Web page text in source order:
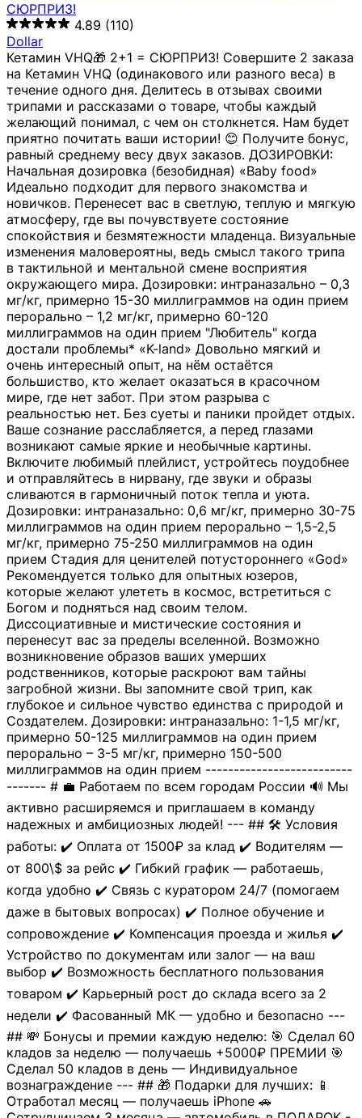
СЮРПРИЗ!
4.89 (110)
Dollar
Кетамин VHQ🎁 2+1 = СЮРПРИЗ! Совершите 2 заказа
на Кетамин VHQ (одинакового или разного веса) в
течение одного дня. Делитесь в отзывах своими
трипами и рассказами о товаре, чтобы каждый
желающий понимал, с чем он столкнется. Нам будет
приятно почитать ваши истории! 😊 Получите бонус,
равный среднему весу двух заказов. ДОЗИРОВКИ:
Начальная дозировка (безобидная) «Baby food»
Идеально подходит для первого знакомства и
новичков. Перенесет вас в светлую, теплую и мягкую
атмосферу, где вы почувствуете состояние
спокойствия и безмятежности младенца. Визуальные
изменения маловероятны, ведь смысл такого трипа
в тактильной и ментальной смене восприятия
окружающего мира. Дозировки: интраназально – 0,3
мг/кг, примерно 15-30 миллиграммов на один прием
перорально – 1,2 мг/кг, примерно 60-120
миллиграммов на один прием "Любитель" когда
достали проблемы* «K-land» Довольно мягкий и
очень интересный опыт, на нём остаётся
большиство, кто желает оказаться в красочном
мире, где нет забот. При этом разрыва с
реальностью нет. Без суеты и паники пройдет отдых.
Ваше сознание расслабляется, а перед глазами
возникают самые яркие и необычные картины.
Включите любимый плейлист, устройтесь поудобнее
и отправляйтесь в нирвану, где звуки и образы
сливаются в гармоничный поток тепла и уюта.
Дозировки: интраназально: 0,6 мг/кг, примерно 30-75
миллиграммов на один прием перорально – 1,5-2,5
мг/кг, примерно 75-250 миллиграммов на один
прием Стадия для ценителей потустороннего «God»
Рекомендуется только для опытных юзеров,
которые желают улететь в космос, встретиться с
Богом и подняться над своим телом.
Диссоциативные и мистические состояния и
перенесут вас за пределы вселенной. Возможно
возникновение образов ваших умерших
родственников, которые раскроют вам тайны
загробной жизни. Вы запомните свой трип, как
глубокое и сильное чувство единства с природой и
Создателем. Дозировки: интраназально: 1-1,5 мг/кг,
примерно 50-125 миллиграммов на один прием
перорально – 3-5 мг/кг, примерно 150-500
миллиграммов на один прием --------------------------
------- # 💼 Работаем по всем городам России 🔊 Мы
активно расширяемся и приглашаем в команду
надежных и амбициозных людей! --- ## 🛠 Условия
работы: ✔️ Оплата от 1500₽ за клад ✔️ Водителям —
от 800\$ за рейс ✔️ Гибкий график — работаешь,
когда удобно ✔️ Связь с куратором 24/7 (помогаем
даже в бытовых вопросах) ✔️ Полное обучение и
сопровождение ✔️ Компенсация проезда и жилья ✔️
Устройство по документам или залог — на ваш
выбор ✔️ Возможность бесплатного пользования
товаром ✔️ Карьерный рост до склада всего за 2
недели ✔️ Фасованный МК — удобно и безопасно ---
## 💸 Бонусы и премии каждую неделю: 🎯 Сделал 60
кладов за неделю — получаешь +5000₽ ПРЕМИИ 🎯
Сделал 50 кладов в день — Индивидуальное
вознаграждение --- ## 🎁 Подарки для лучших: 📱
Отработал месяц — получаешь iPhone 🚗